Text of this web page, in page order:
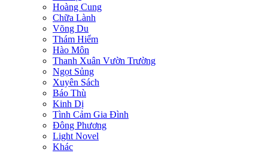
Hoàng Cung
Chữa Lành
Võng Du
Thám Hiểm
Hào Môn
Thanh Xuân Vườn Trường
Ngọt Sủng
Xuyên Sách
Báo Thù
Kinh Dị
Tình Cảm Gia Đình
Đông Phương
Light Novel
Khác